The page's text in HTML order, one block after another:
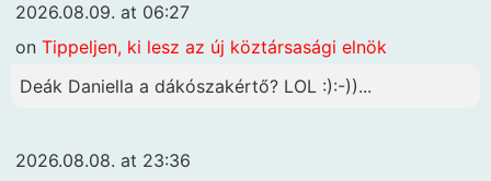
2026.08.09. at 06:27
on Tippeljen, ki lesz az új köztársasági elnök
Deák Daniella a dákószakértő? LOL :):-))...
2026.08.08. at 23:36